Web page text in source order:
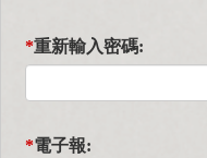
*重新輸入密碼:
*電子報: